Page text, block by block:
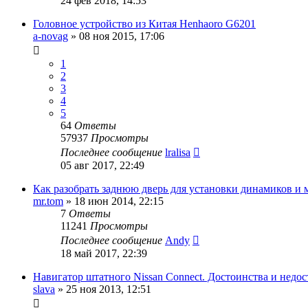
Головное устройство из Китая Henhaoro G6201
a-novag » 08 ноя 2015, 17:06
1
2
3
4
5
64 Ответы
57937 Просмотры
Последнее сообщение lralisa
05 авг 2017, 22:49
Как разобрать заднюю дверь для установки динамиков и
mr.tom » 18 июн 2014, 22:15
7 Ответы
11241 Просмотры
Последнее сообщение Andy
18 май 2017, 22:39
Навигатор штатного Nissan Connect. Достоинства и
slava » 25 ноя 2013, 12:51